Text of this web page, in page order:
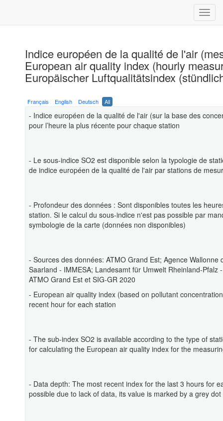
Indice européen de la qualité de l'air
European air quality index (hourly
Europäischer Luftqualitätsindex
Français English Deutsch All
- Indice européen de la qualité de l'air (sur la base des
pour l’heure la plus récente pour chaque station
- Le sous-indice SO2 est disponible selon la typologie de
de indice européen de la qualité de l'air par stations de
- Profondeur des données : Sont disponibles toutes les
station. Si le calcul du sous-indice n'est pas possible par
symbologie de la carte (données non disponibles)
- Sources des données: ATMO Grand Est; Agence
Saarland - IMMESA; Landesamt für Umwelt Rheinland-
ATMO Grand Est et SIG-GR 2020
- European air quality index (based on pollutant
recent hour for each station
- The sub-index SO2 is available according to the type of
for calculating the European air quality index for the
- Data depth: The most recent index for the last 3 hours for
possible due to lack of data, its value is marked by a grey